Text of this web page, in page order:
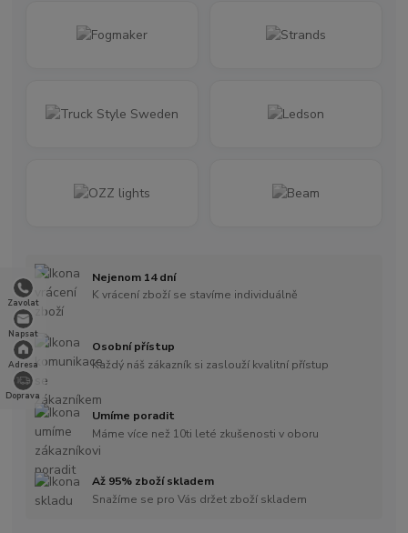
Zavolat
Napsat
Adresa
Doprava
Nejenom 14 dní
K vrácení zboží se stavíme individuálně
Osobní přístup
Každý náš zákazník si zaslouží kvalitní přístup
Umíme poradit
Máme více než 10ti leté zkušenosti v oboru
Až 95% zboží skladem
Snažíme se pro Vás držet zboží skladem